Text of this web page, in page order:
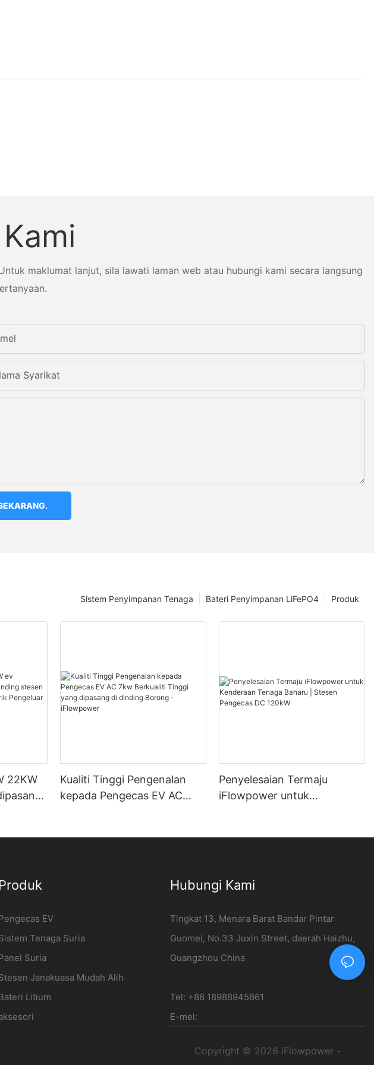
maklumat lanjut, sila lawati laman web atau hubungi kami secara langsung
Syarikat
Produk
Bateri Penyimpanan LiFePO4
Sistem Penyimpanan Tenaga
22KW
Kualiti Tinggi Pengenalan
kepada Pengecas EV AC
Penyelesaian Termaju
iFlowpower untuk
Produk
EV
Tenaga Suria
Suria
Janakuasa Mudah Alih
Litium
Hubungi Kami
Tingkat 13, Menara Barat Bandar Pintar
Guomei, No.33 Juxin Street, daerah Haizhu,
Guangzhou China
Tel: +86 18988945661
E-mel:
Copyright © 2026 iFlowpower -